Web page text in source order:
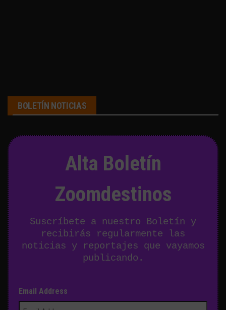
BOLETÍN NOTICIAS
Alta Boletín
Zoomdestinos
Suscríbete a nuestro Boletín y
recibirás regularmente las
noticias y reportajes que vayamos
publicando.
Email Address